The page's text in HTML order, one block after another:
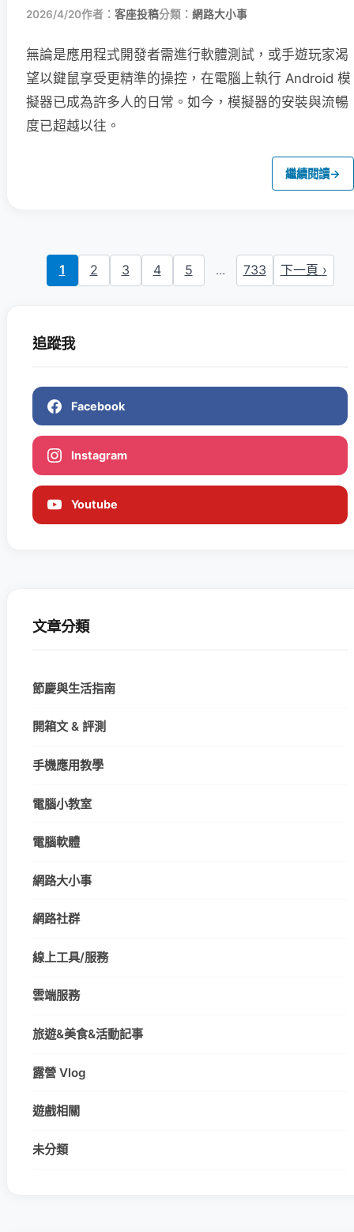
2026/4/20作者： 客座投稿分類： 網路大小事
無論是應用程式開發者需進行軟體測試，或手遊玩家渴
望以鍵鼠享受更精準的操控，在電腦上執行 Android 模
擬器已成為許多人的日常。如今，模擬器的安裝與流暢
度已超越以往。
繼續閱讀→
1 2 3 4 5 ... 733 下一頁 ›
追蹤我
Facebook
Instagram
Youtube
文章分類
節慶與生活指南
開箱文 & 評測
手機應用教學
電腦小教室
電腦軟體
網路大小事
網路社群
線上工具/服務
雲端服務
旅遊&美食&活動記事
露營 Vlog
遊戲相關
未分類